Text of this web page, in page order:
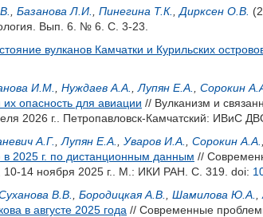
Базанова Л.И. Пинегина Т.К. Дирксен О.В.
Вып. 6. № 6. С. 3-23.
вулканов Камчатки и Курильских
И.М. Нуждаев А.А. Лупян Е.А. Сорокин
их опасность для авиации // Вулканизм и
2026 г.. Петропавловск-Камчатский: ИВиС
А.Г. Лупян Е.А. Уваров И.А. Сорокин А.А.
2025 г. по дистанционным данным //
14 ноября 2025 г.. М.: ИКИ РАН. С. 319. doi:
В.В. Бородицкая А.В. Шамилова Ю.А.
в августе 2025 года // Современные